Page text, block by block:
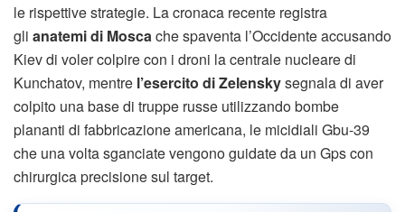
le rispettive strategie. La cronaca recente registra
gli anatemi di Moscache spaventa l’Occidente accusando
Kiev di voler colpire con i droni la centrale nucleare di
Kunchatov, mentre l’esercito di Zelenskysegnala di aver
colpito una base di truppe russe utilizzando bombe
plananti di fabbricazione americana, le micidiali Gbu-39
che una volta sganciate vengono guidate da un Gps con
chirurgica precisione sul target.